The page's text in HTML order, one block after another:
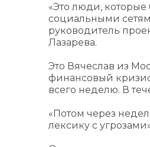
«Это люди,
социальными
руководитель
Лазарева.
Это Вячеслав из
финансовый
всего неделю. В
«Потом через
лексику с